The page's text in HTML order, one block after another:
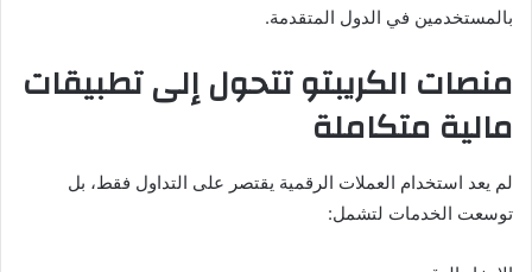
بالمستخدمين في الدول المتقدمة.
منصات الكريبتو تتحول إلى تطبيقات
مالية متكاملة
لم يعد استخدام العملات الرقمية يقتصر على التداول فقط، بل
توسعت الخدمات لتشمل: